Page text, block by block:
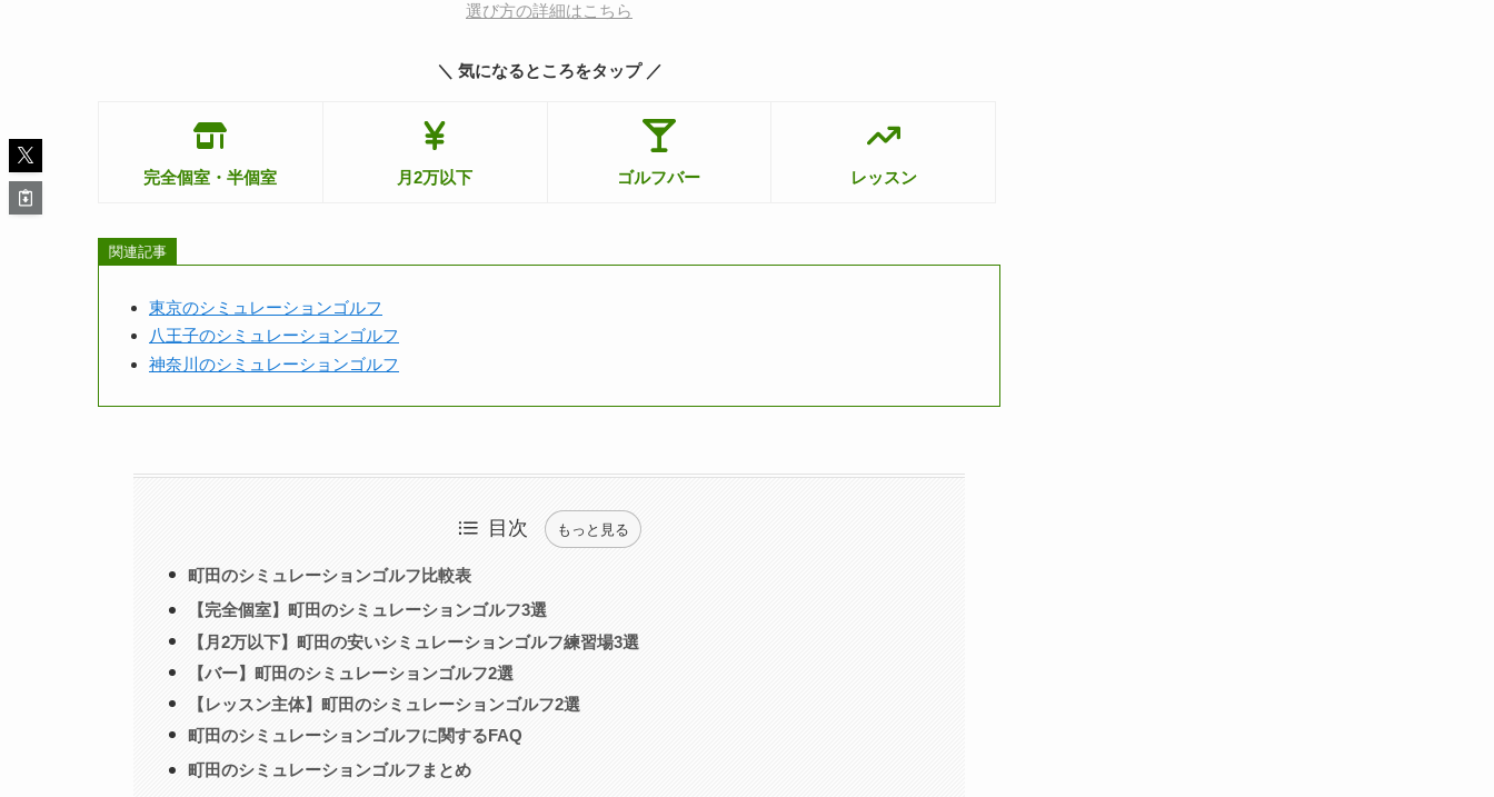
選び方の詳細はこちら
＼ 気になるところをタップ ／
完全個室・半個室 月2万以下 ゴルフバー レッスン
関連記事
東京のシミュレーションゴルフ
八王子のシミュレーションゴルフ
神奈川のシミュレーションゴルフ
目次 もっと見る
町田のシミュレーションゴルフ比較表
【完全個室】町田のシミュレーションゴルフ3選
【月2万以下】町田の安いシミュレーションゴルフ練習場3選
【バー】町田のシミュレーションゴルフ2選
【レッスン主体】町田のシミュレーションゴルフ2選
町田のシミュレーションゴルフに関するFAQ
町田のシミュレーションゴルフまとめ